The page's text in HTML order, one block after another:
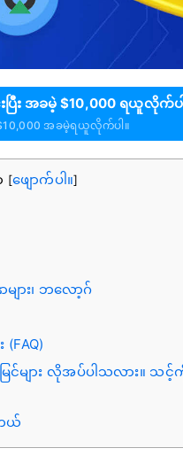
ပြီး အခမဲ့ $10,000 ရယူလိုက်ပ
အခမဲ့ရယူလိုက်ပါ။
[ဖျောက်ပါ။]
ျား၊ ဘလော့ဂ်
ျား လိုအပ်ပါသလား။ သ
ယ်